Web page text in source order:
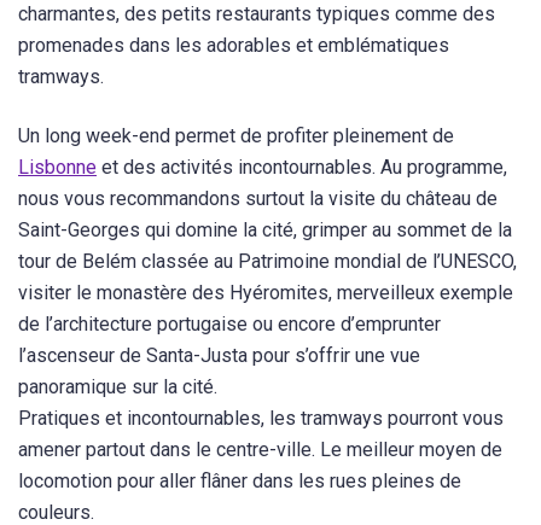
charmantes, des petits restaurants typiques comme des
promenades dans les adorables et emblématiques
tramways.
Un long week-end permet de profiter pleinement de
Lisbonne et des activités incontournables. Au programme,
nous vous recommandons surtout la visite du château de
Saint-Georges qui domine la cité, grimper au sommet de la
tour de Belém classée au Patrimoine mondial de l’UNESCO,
visiter le monastère des Hyéromites, merveilleux exemple
de l’architecture portugaise ou encore d’emprunter
l’ascenseur de Santa-Justa pour s’offrir une vue
panoramique sur la cité.
Pratiques et incontournables, les tramways pourront vous
amener partout dans le centre-ville. Le meilleur moyen de
locomotion pour aller flâner dans les rues pleines de
couleurs.